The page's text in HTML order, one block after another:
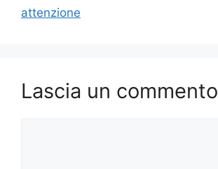
attenzione
Lascia un commento